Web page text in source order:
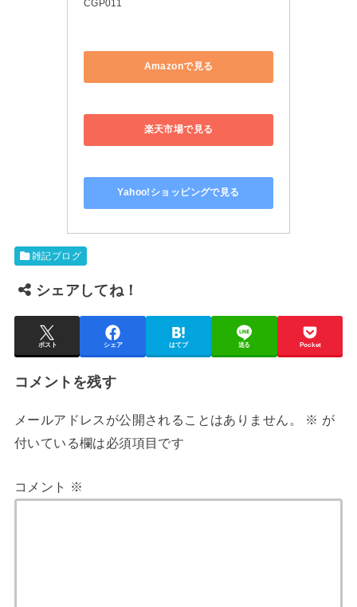
CGP011
楽天市場で見る
Yahoo!ショッピングで見る
コメントを残す
メールアドレスが公開されることはありません。 ※が
付いている欄は必須項目です
コメント ※